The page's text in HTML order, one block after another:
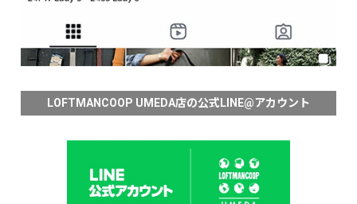
LOFTMANCOOP UMEDA店の公式LINE@アカウント